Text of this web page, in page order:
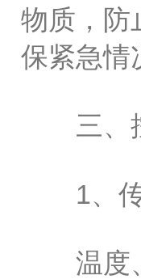
物质，防
保紧急情
三、控
1、传
温度、